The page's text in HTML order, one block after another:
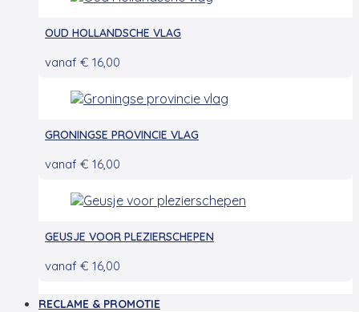
OUD HOLLANDSCHE VLAG
vanaf € 16,00
GRONINGSE PROVINCIE VLAG
vanaf € 16,00
GEUSJE VOOR PLEZIERSCHEPEN
vanaf € 16,00
RECLAME & PROMOTIE